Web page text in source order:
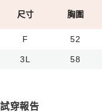
尺寸 胸圍
F 52
3L 58
試穿報告